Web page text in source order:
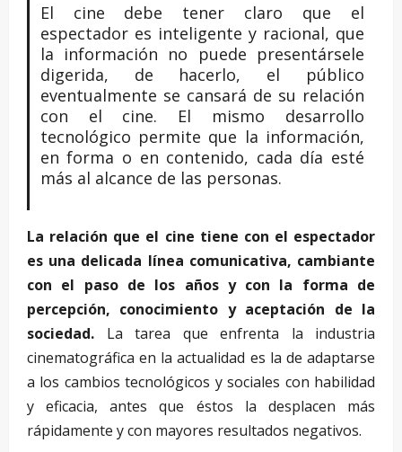
El cine debe tener claro que el
espectador es inteligente y racional, que
la información no puede presentársele
digerida, de hacerlo, el público
eventualmente se cansará de su relación
con el cine. El mismo desarrollo
tecnológico permite que la información,
en forma o en contenido, cada día esté
más al alcance de las personas.
La relación que el cine tiene con el espectador
es una delicada línea comunicativa, cambiante
con el paso de los años y con la forma de
percepción, conocimiento y aceptación de la
sociedad. La tarea que enfrenta la industria
cinematográfica en la actualidad es la de adaptarse
a los cambios tecnológicos y sociales con habilidad
y eficacia, antes que éstos la desplacen más
rápidamente y con mayores resultados negativos.